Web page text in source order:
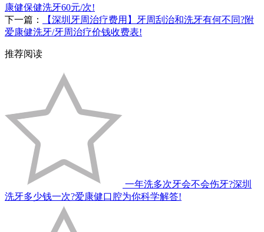
康健保健洗牙60元/次!
下一篇：
【深圳牙周治疗费用】牙周刮治和洗牙有何不同?附
爱康健洗牙/牙周治疗价钱收费表!
推荐阅读
一年洗多次牙会不会伤牙?深圳
洗牙多少钱一次?爱康健口腔为你科学解答!